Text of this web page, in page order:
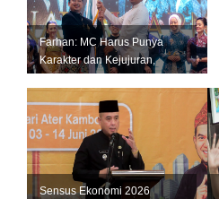
Farhan: MC Harus Punya
Karakter dan Kejujuran,
Jangan Jadi Tiruan Orang
Sensus Ekonomi 2026